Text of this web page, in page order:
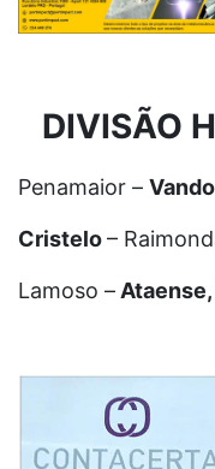
DIVISÃO
Penamaior –
Cristelo–
Lamoso –Ataense,